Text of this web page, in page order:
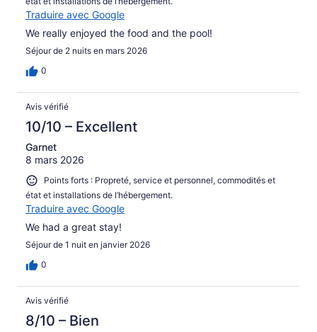
Traduire avec Google
We really enjoyed the food and the pool!
Séjour de 2 nuits en mars 2026
0
Avis vérifié
10/10 – Excellent
Garnet
8 mars 2026
Points forts : Propreté, service et personnel, commodités et
état et installations de l’hébergement.
Traduire avec Google
We had a great stay!
Séjour de 1 nuit en janvier 2026
0
Avis vérifié
8/10 – Bien